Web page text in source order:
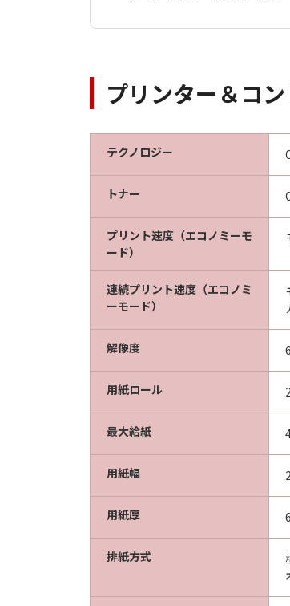
プリンター＆コ
テクノロジー
トナー
プリント速度（エコノミーモ
ード）
連続プリント速度（エコノミ
ーモード）
解像度
用紙ロール
最大給紙
用紙幅
用紙厚
排紙方式